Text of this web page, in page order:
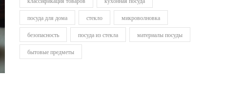
посуда для дома стекло микроволновка
безопасность посуда из стекла материалы посуды
бытовые предметы